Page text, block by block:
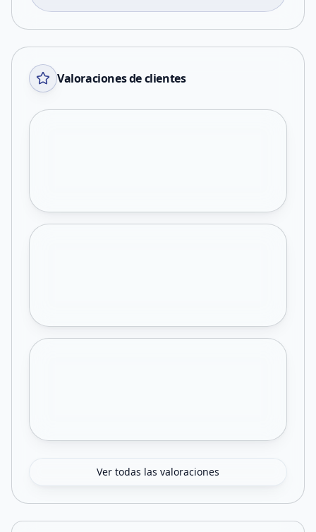
Valoraciones de clientes
Ver todas las valoraciones